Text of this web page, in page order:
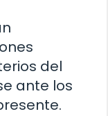
del
ante los